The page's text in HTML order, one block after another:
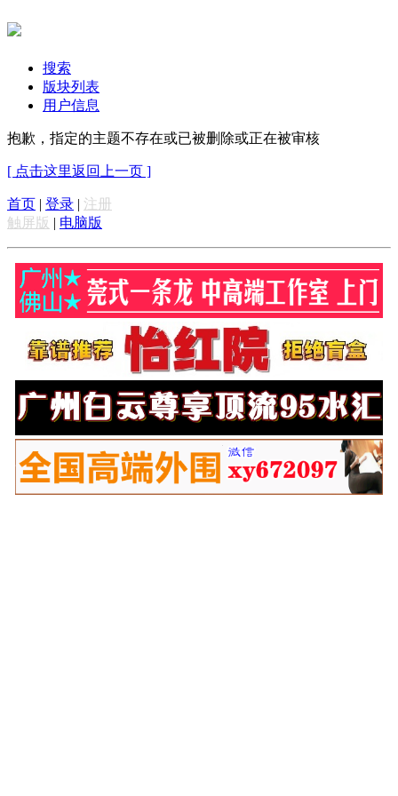
搜索
版块列表
用户信息
抱歉，指定的主题不存在或已被删除或正在被审核
[ 点击这里返回上一页 ]
首页 | 登录 | 注册
触屏版 | 电脑版